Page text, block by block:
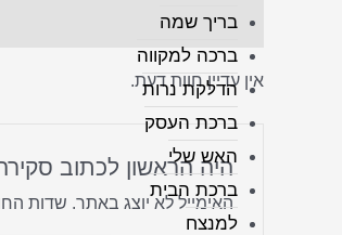
בריך שמה
ברכה למקווה
הדלקת נרות
ברכת העסק
האש שלי
ברכת הבית
למנצח
חוות דעת (0)
אין עדיין חוות דעת.
היה הראשון לכתוב סקירה “237 – ציור גרפיטי צבעוני של הרבי מליובאוויטש על קנבס
האימייל לא יוצג באתר. שדות